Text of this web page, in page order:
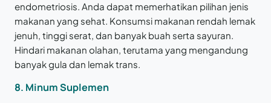
endometriosis. Anda dapat memerhatikan pilihan jenis
makanan yang sehat. Konsumsi makanan rendah lemak
jenuh, tinggi serat, dan banyak buah serta sayuran.
Hindari makanan olahan, terutama yang mengandung
banyak gula dan lemak trans.
8. Minum Suplemen